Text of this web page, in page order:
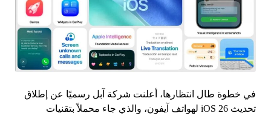
في خطوة طال انتظارها، أعلنت شركة آبل رسميًا عن إطلاق
تحديث iOS 26 لهواتف آيفون، والذي جاء محملاً بتقنيات